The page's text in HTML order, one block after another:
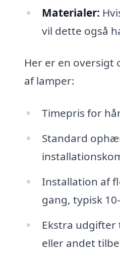
Materialer:
vil dette også
Her er en
af lamper:
Timepris for
Standard
Installation af
gang, typisk
Ekstra udgifter
eller andet